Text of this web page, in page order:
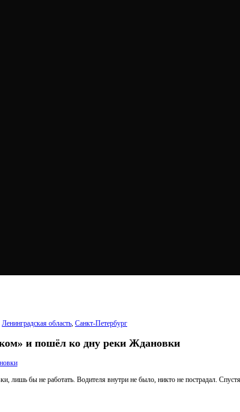
Ленинградская область, Санкт-Петербург
и пошёл ко дну реки Ждановки
лишь бы не работать. Водителя внутри не было, никто не пострадал.